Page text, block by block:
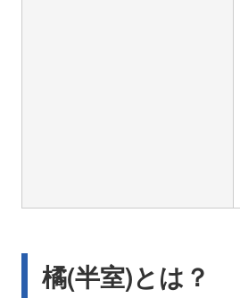
橘(半室)とは？